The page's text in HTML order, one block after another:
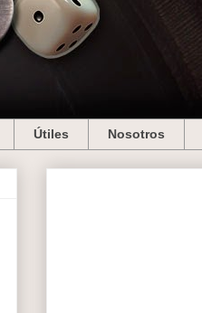
Útiles Nosotros